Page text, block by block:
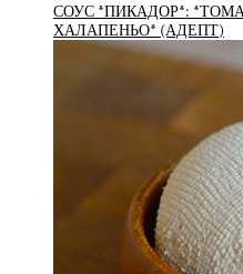
СОУС *ПИКАДОР*:
ХАЛАПЕНЬО* (АДЕПТ)